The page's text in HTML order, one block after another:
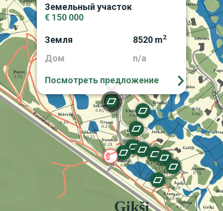
Земельный участок
€ 150 000
Земля 8520 m2
Дом n/a
Посмотреть предложение